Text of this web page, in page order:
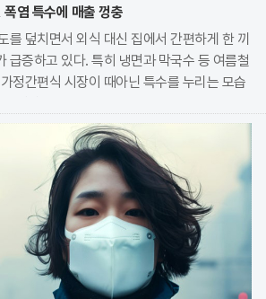
폭염 특수에 매출 껑충
를 덮치면서 외식 대신 집에서 간편하게 한 끼
급증하고 있다. 특히 냉면과 막국수 등 여름철
정간편식 시장이 때아닌 특수를 누리는 모습
에 박차를 가하고